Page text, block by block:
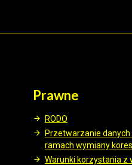
Prawne
RODO
Przetwarzanie
ramach wymiany
Warunki korzystania z